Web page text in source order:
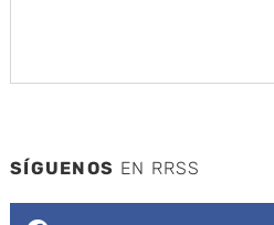
SÍGUENOS EN RRSS